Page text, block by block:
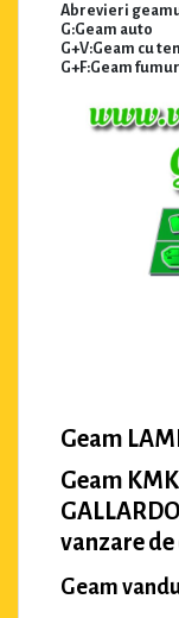
Abrevieri
G:Geam auto
G+V:Geam cu
G+F:Geam
Geam
Geam
vanzare de
Geam